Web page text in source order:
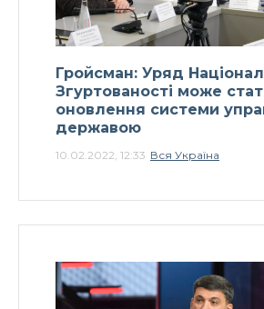
Гройсман: Уряд
Згуртованості може
оновлення системи
державою
10.02.2022, 12:33 Вся Україна